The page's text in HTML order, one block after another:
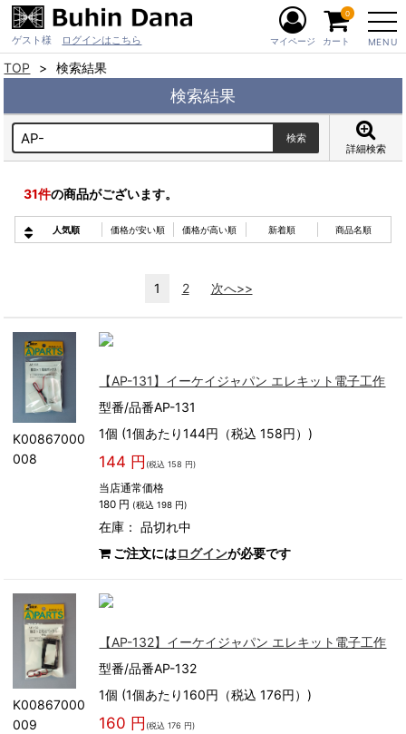
ゲスト様 ログインはこちら MENU
マイページ カート
0
TOP 検索結果
検索結果
詳細検索
31件の商品がございます。
人気順 価格が安い順 価格が高い順 新着順 商品名順
1 2 次へ>>
K00867000
008
【AP-131】イーケイジャパン エレキット電子工作
型番/品番AP-131
1個 (1個あたり144円（税込 158円）)
144 円 (税込 158 円)
当店通常価格
180 円 (税込 198 円)
在庫：品切れ中
ご注文にはログインが必要です
K00867000
009
【AP-132】イーケイジャパン エレキット電子工作
型番/品番AP-132
1個 (1個あたり160円（税込 176円）)
160 円 (税込 176 円)